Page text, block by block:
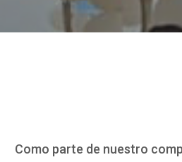
Como parte de nuestro